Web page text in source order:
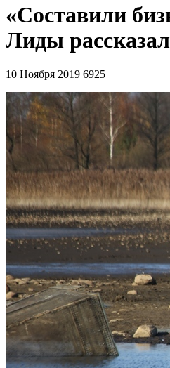
«Составили
Лиды
10 Ноября 2019 6925